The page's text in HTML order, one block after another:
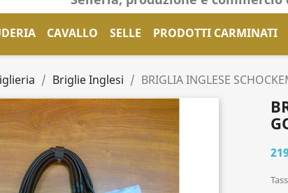
CAVALLO SELLE PRODOTTI CARMINATI
Briglie Inglesi BRIGLIA INGLESE